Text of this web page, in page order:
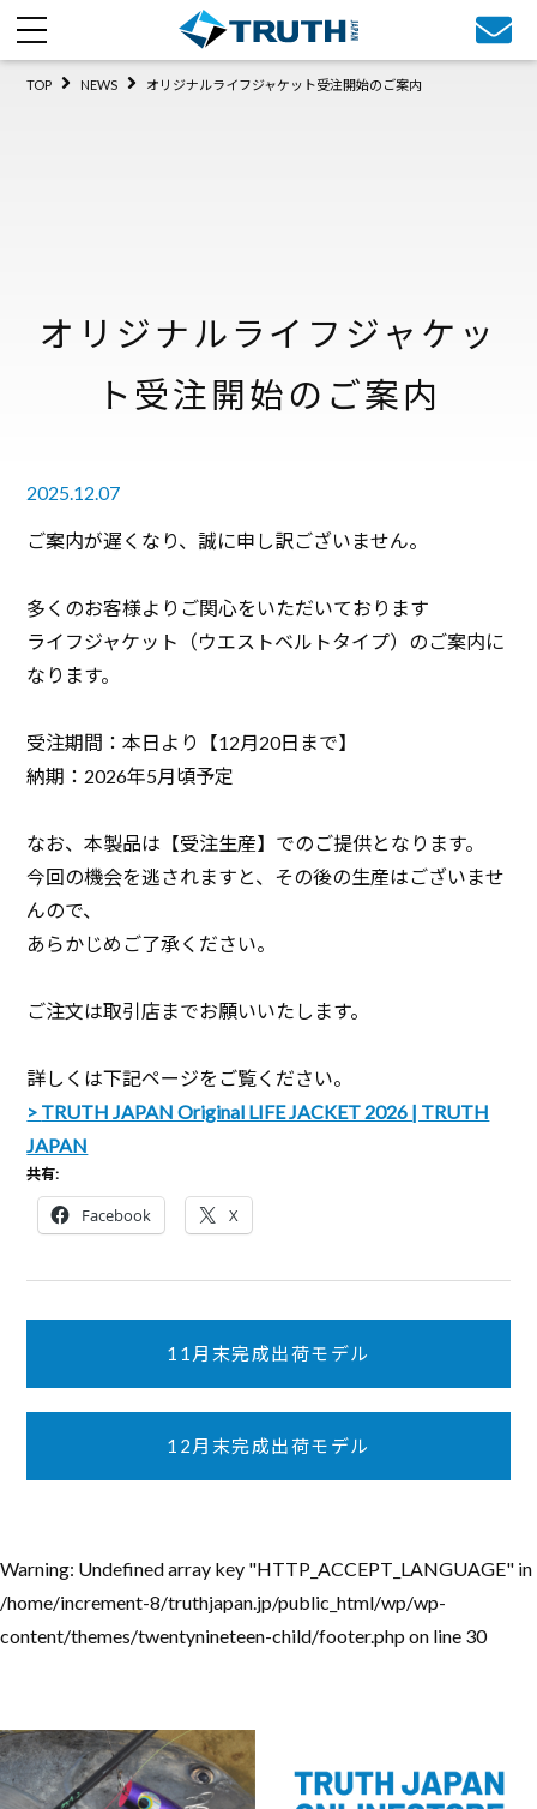
オリジナルライフジャケッ
ト受注開始のご案内
TOP NEWS オリジナルライフジャケット受注開始のご案内
2025.12.07
ご案内が遅くなり、誠に申し訳ございません。
多くのお客様よりご関心をいただいております
ライフジャケット（ウエストベルトタイプ）のご案内に
なります。
受注期間：本日より【12月20日まで】
納期：2026年5月頃予定
なお、本製品は【受注生産】でのご提供となります。
今回の機会を逃されますと、その後の生産はございませ
んので、
あらかじめご了承ください。
ご注文は取引店までお願いいたします。
詳しくは下記ページをご覧ください。
TRUTH JAPAN Original LIFE JACKET 2026 | TRUTH
JAPAN
共有:
Facebook X
11月末完成出荷モデル
12月末完成出荷モデル
Warning: Undefined array key "HTTP_ACCEPT_LANGUAGE" in
/home/increment-8/truthjapan.jp/public_html/wp/wp-
content/themes/twentynineteen-child/footer.php on line 30